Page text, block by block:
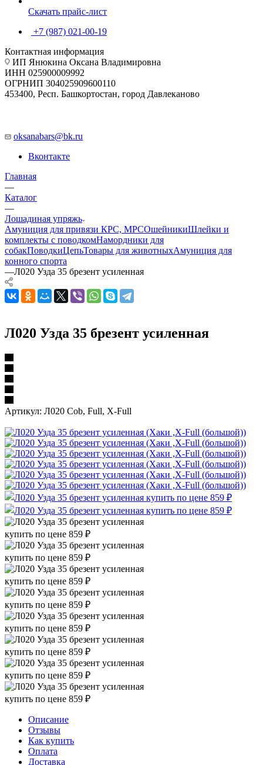
Скачать прайс-лист
+7 (987) 021-00-19
Контактная информация
ИП Янюкина Оксана Владимировна
ИНН 025900009992
ОГРНИП 304025909600110
453400, Респ. Башкортостан, город Давлеканово
oksanabars@bk.ru
Вконтакте
Главная
—
Каталог
—
Лошадиная упряжь
Амуниция для привязи КРС, МРСОшейникиШлейки и
комплекты с поводкомНамордники для
собакПоводкиЦепьТовары для животныхАмуниция для
конного спорта
—Л020 Узда 35 брезент усиленная
Л020 Узда 35 брезент усиленная
Артикул: Л020 Cob, Full, X-Full
Описание
Отзывы
Как купить
Оплата
Доставка